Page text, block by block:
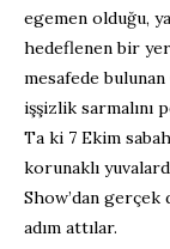
egemen olduğu,
hedeflenen bir
mesafede bulunan
işşizlik sarmalını
Ta ki 7 Ekim
korunaklı
Show’dan gerçek
adım attılar.